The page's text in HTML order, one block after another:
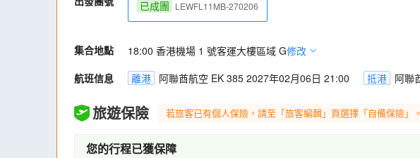
已成團 LEWFL11MB-270206
集合地點 18:00 香港機場 1 號客運大樓區域 G修改
航班信息
離港 阿聯酋航空 EK 385 2027年02月06日 21:00 抵港 阿聯
旅遊保險 若旅客已有個人保險，請至「旅客編輯」頁選擇「自備保險」。
您的行程已獲保障